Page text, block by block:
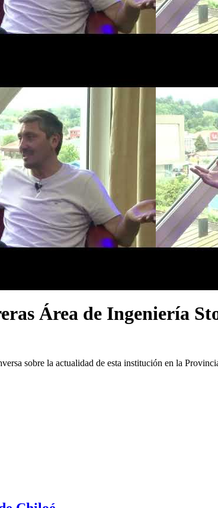
Área de Ingeniería
sobre la actualidad de esta institución en la